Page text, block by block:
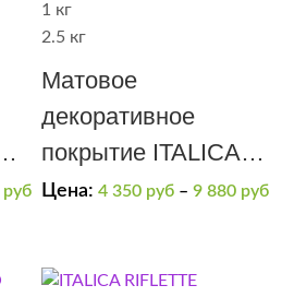
руб
1 кг
2.5 кг
Матовое
декоративное
покрытие ITALICA
RIFLETTE OPACO
Цена: 4 350 руб – 9 880 руб